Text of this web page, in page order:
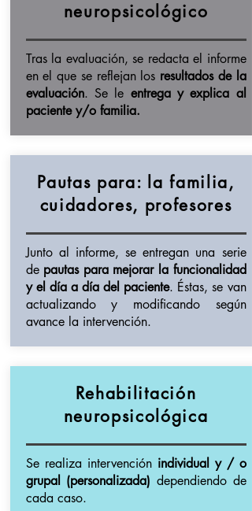
neuropsicológico
Tras la evaluación, se redacta el informe
en el que se reflejan los resultados de la
evaluación. Se le entrega y explica al
paciente y/o familia.
Pautas para: lafamilia,
cuidadores, profesores
Junto al informe, se entregan una serie
de pautas para mejorar la funcionalidad
y el día a día del paciente. Éstas, se van
actualizando y modificando según
avance la intervención.
Rehabilitación
neuropsicológica
Se realiza intervención individual y / o
grupal (personalizada) dependiendo de
cada caso.